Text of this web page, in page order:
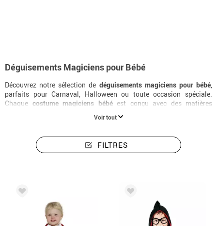
Déguisements Magiciens pour Bébé
Découvrez notre sélection de déguisements magiciens pour bébé,
parfaits pour Carnaval, Halloween ou toute occasion spéciale.
Chaque costume magiciens bébéest conçu avec des matières
hypoallergéniques et des tailles dès la naissance. Si vous cherchez
déguisement bébé magiciensde qualité, vous êtes au bon
Voir tout
FILTRES